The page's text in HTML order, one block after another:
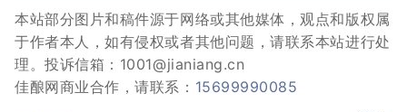
本站部分图片和稿件源于网络或其他媒体，观点和版权属
于作者本人，如有侵权或者其他问题，请联系本站进行处
理。投诉信箱：1001@jianiang.cn
佳酿网商业合作，请联系： 15699990085